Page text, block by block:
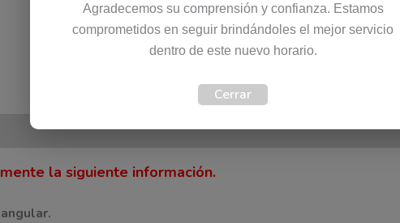
SKU:5A11K67848 Categoría:Cargadores
Etiquetas:Envio Gratis,Garantia 12 meses
(0)
la siguiente información.
Agradecemos su comprensión y confianza. Estamos
comprometidos en seguir brindándoles el mejor servicio
dentro de este nuevo horario.
Cerrar